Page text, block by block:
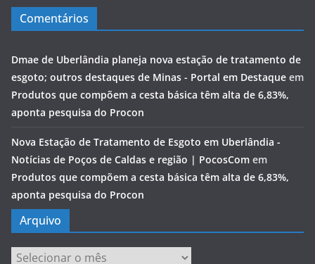
Comentários
Dmae de Uberlândia planeja nova estação de tratamento de
esgoto; outros destaques de Minas - Portal em Destaque em
Produtos que compõem a cesta básica têm alta de 6,83%,
aponta pesquisa do Procon
Nova Estação de Tratamento de Esgoto em Uberlândia -
Notícias de Poços de Caldas e região | PocosCom em
Produtos que compõem a cesta básica têm alta de 6,83%,
aponta pesquisa do Procon
Arquivo
Arquivo